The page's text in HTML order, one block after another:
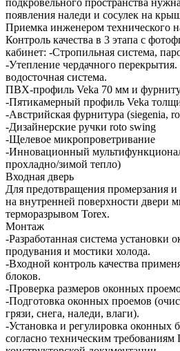
появления наледи и сосулек на
Приемка инженером технического
Контроль качества в 3 этапа с
кабинет: -Стропильная система,
-Утепление чердачного
водосточная система.
ПВХ-профиль Veka 70 мм и
-Пятикамерный профиль Veka
-Австрийская фурнитура (siegenia,
-Дизайнерские ручки roto swing
-Щелевое микропроветривание
-Инновационный
прохладно/зимой тепло)
Входная дверь
Для предотвращения промерзания и
на внутренней поверхности двери
терморазрывом Torex.
Монтаж
-Разработанная система установки
продувания и мостики холода.
-Входной контроль качества
блоков.
-Проверка размеров оконных
-Подготовка оконных проемов
грязи, снега, наледи, влаги).
-Установка и регулировка оконных
согласно техническим